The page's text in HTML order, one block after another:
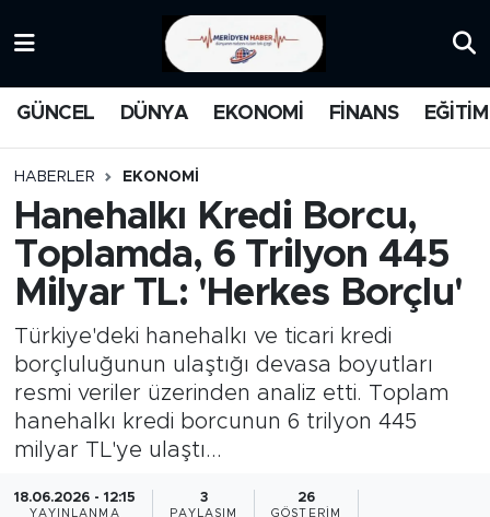
GÜNCEL DÜNYA EKONOMİ FİNANS EĞİTİM
HABERLER EKONOMİ
Hanehalkı Kredi Borcu,
Toplamda, 6 Trilyon 445
Milyar TL: 'Herkes Borçlu'
Türkiye'deki hanehalkı ve ticari kredi
borçluluğunun ulaştığı devasa boyutları
resmi veriler üzerinden analiz etti. Toplam
hanehalkı kredi borcunun 6 trilyon 445
milyar TL'ye ulaştı...
18.06.2026 - 12:15
YAYINLANMA
3
PAYLAŞIM
26
GÖSTERIM
MEDYA
FİNANS
DÜNYA
GÜNCEL
Trafik Durumu
Süper Lig Puan Durumu ve Fikstür
Tüm Manşetler
Son Dakika Haberleri